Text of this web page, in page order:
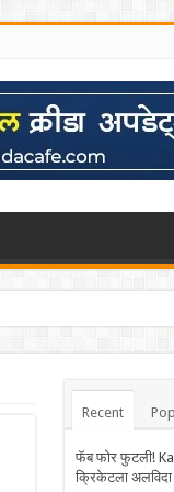
Recent
फॅब फोर फुटली!
क्रिकेटला अलविदा